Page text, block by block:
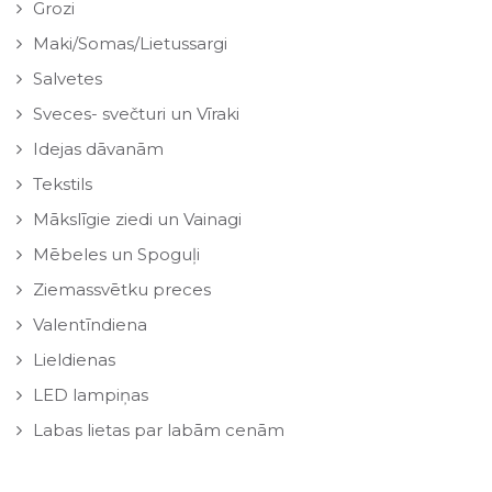
Grozi
Maki/Somas/Lietussargi
Salvetes
Sveces- svečturi un Vīraki
Idejas dāvanām
Tekstils
Mākslīgie ziedi un Vainagi
Mēbeles un Spoguļi
Ziemassvētku preces
Valentīndiena
Lieldienas
LED lampiņas
Labas lietas par labām cenām